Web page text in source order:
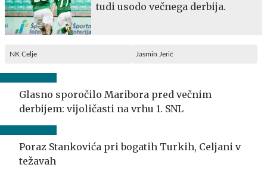
tudi usodo večnega derbija.
NK Celje Jasmin Jerić
Glasno sporočilo Maribora pred večnim
derbijem: vijoličasti na vrhu 1. SNL
Poraz Stankovića pri bogatih Turkih, Celjani v
težavah